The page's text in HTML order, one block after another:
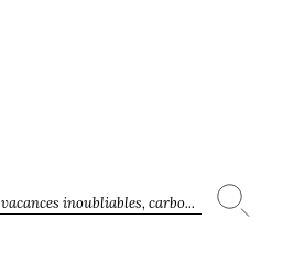
vacances inoubliables, carbo...